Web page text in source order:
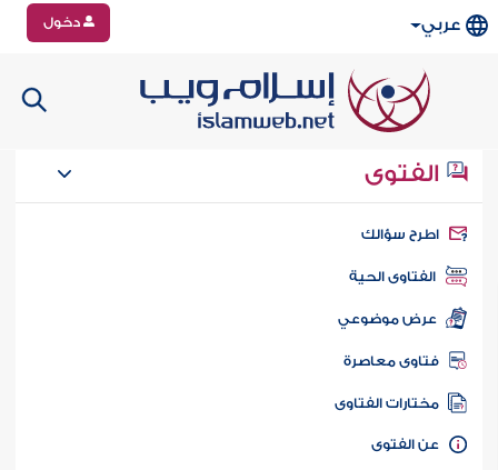
عربي دخول
الفتوى
سؤالك
الفتاوى الحية
عرض موضوعي
فتاوى معاصرة
مختارات الفتاوى